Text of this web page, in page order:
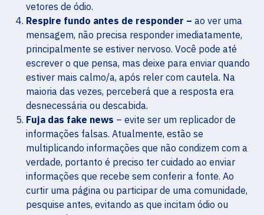
vetores de ódio.
Respire fundo antes de responder – ao ver uma
mensagem, não precisa responder imediatamente,
principalmente se estiver nervoso. Você pode até
escrever o que pensa, mas deixe para enviar quando
estiver mais calmo/a, após reler com cautela. Na
maioria das vezes, perceberá que a resposta era
desnecessária ou descabida.
Fuja das fake news – evite ser um replicador de
informações falsas. Atualmente, estão se
multiplicando informações que não condizem com a
verdade, portanto é preciso ter cuidado ao enviar
informações que recebe sem conferir a fonte. Ao
curtir uma página ou participar de uma comunidade,
pesquise antes, evitando as que incitam ódio ou